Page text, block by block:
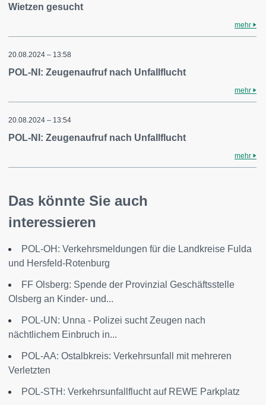
Wietzen gesucht
mehr
20.08.2024 – 13:58
POL-NI: Zeugenaufruf nach Unfallflucht
mehr
20.08.2024 – 13:54
POL-NI: Zeugenaufruf nach Unfallflucht
mehr
Das könnte Sie auch
interessieren
POL-OH: Verkehrsmeldungen für die Landkreise Fulda
und Hersfeld-Rotenburg
FF Olsberg: Spende der Provinzial Geschäftsstelle
Olsberg an Kinder- und...
POL-UN: Unna - Polizei sucht Zeugen nach
nächtlichem Einbruch in...
POL-AA: Ostalbkreis: Verkehrsunfall mit mehreren
Verletzten
POL-STH: Verkehrsunfallflucht auf REWE Parkplatz